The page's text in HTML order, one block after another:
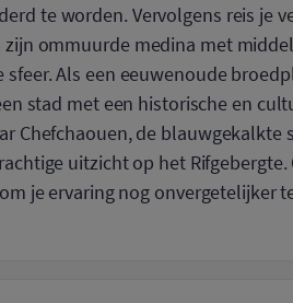
te worden. Vervolgens reis je
ommuurde medina met
sfeer. Als een eeuwenoude
stad met een historische en
Chefchaouen, de
uitzicht op het
je ervaring nog onvergetelijker